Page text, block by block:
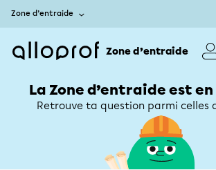
Zone d’entraide
Zone d’entraide
La Zone d’entraide est
Retrouve ta question parmi celles